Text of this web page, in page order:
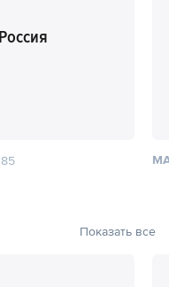
Показать все